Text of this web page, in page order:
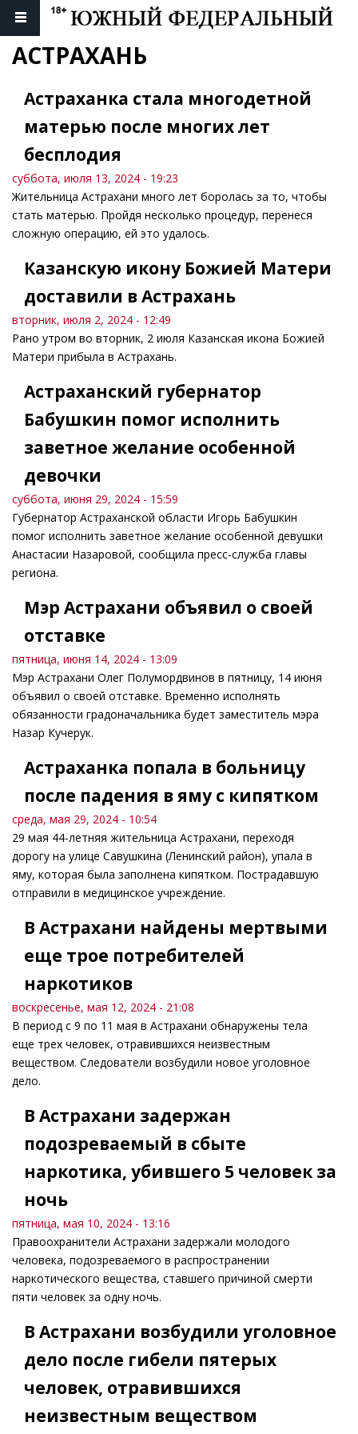
АСТРАХАНЬ
Астраханка стала многодетной
матерью после многих лет
бесплодия
суббота, июля 13, 2024 - 19:23
Жительница Астрахани много лет боролась за то, чтобы
стать матерью. Пройдя несколько процедур, перенеся
сложную операцию, ей это удалось.
Казанскую икону Божией Матери
доставили в Астрахань
вторник, июля 2, 2024 - 12:49
Рано утром во вторник, 2 июля Казанская икона Божией
Матери прибыла в Астрахань.
Астраханский губернатор
Бабушкин помог исполнить
заветное желание особенной
девочки
суббота, июня 29, 2024 - 15:59
Губернатор Астраханской области Игорь Бабушкин
помог исполнить заветное желание особенной девушки
Анастасии Назаровой, сообщила пресс-служба главы
региона.
Мэр Астрахани объявил о своей
отставке
пятница, июня 14, 2024 - 13:09
Мэр Астрахани Олег Полумордвинов в пятницу, 14 июня
объявил о своей отставке. Временно исполнять
обязанности градоначальника будет заместитель мэра
Назар Кучерук.
Астраханка попала в больницу
после падения в яму с кипятком
среда, мая 29, 2024 - 10:54
29 мая 44-летняя жительница Астрахани, переходя
дорогу на улице Савушкина (Ленинский район), упала в
яму, которая была заполнена кипятком. Пострадавшую
отправили в медицинское учреждение.
В Астрахани найдены мертвыми
еще трое потребителей
наркотиков
воскресенье, мая 12, 2024 - 21:08
В период с 9 по 11 мая в Астрахани обнаружены тела
еще трех человек, отравившихся неизвестным
веществом. Следователи возбудили новое уголовное
дело.
В Астрахани задержан
подозреваемый в сбыте
наркотика, убившего 5 человек за
ночь
пятница, мая 10, 2024 - 13:16
Правоохранители Астрахани задержали молодого
человека, подозреваемого в распространении
наркотического вещества, ставшего причиной смерти
пяти человек за одну ночь.
В Астрахани возбудили уголовное
дело после гибели пятерых
человек, отравившихся
неизвестным веществом